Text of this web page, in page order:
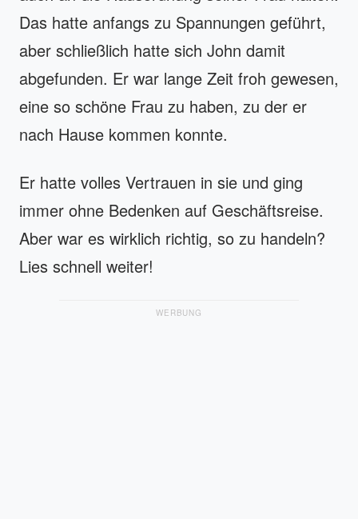
Das hatte anfangs zu Spannungen geführt,
aber schließlich hatte sich John damit
abgefunden. Er war lange Zeit froh gewesen,
eine so schöne Frau zu haben, zu der er
nach Hause kommen konnte.
Er hatte volles Vertrauen in sie und ging
immer ohne Bedenken auf Geschäftsreise.
Aber war es wirklich richtig, so zu handeln?
Lies schnell weiter!
WERBUNG